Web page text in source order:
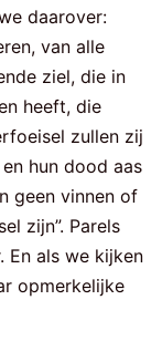
daarover:
van alle
ziel, die in
heeft, die
zullen zij
hun dood aas
geen vinnen of
zijn”. Parels
En als we kijken
opmerkelijke